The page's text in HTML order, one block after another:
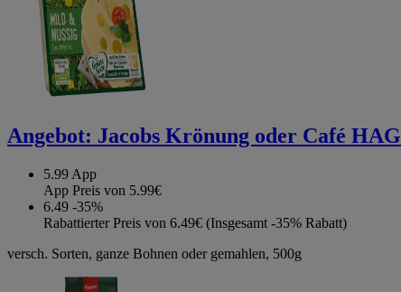
Angebot: Jacobs Krönung oder Café HAG
5.99 App
App Preis von 5.99€
6.49 -35%
Rabattierter Preis von 6.49€ (Insgesamt -35% Rabatt)
versch. Sorten, ganze Bohnen oder gemahlen, 500g